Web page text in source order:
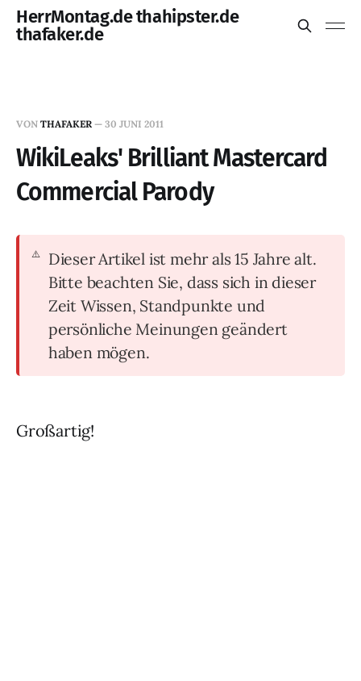
HerrMontag.de thahipster.de
thafaker.de
VON THAFAKER — 30 JUNI 2011
WikiLeaks' Brilliant Mastercard
Commercial Parody
Dieser Artikel ist mehr als 15 Jahre alt.
Bitte beachten Sie, dass sich in dieser
Zeit Wissen, Standpunkte und
persönliche Meinungen geändert
haben mögen.
Großartig!